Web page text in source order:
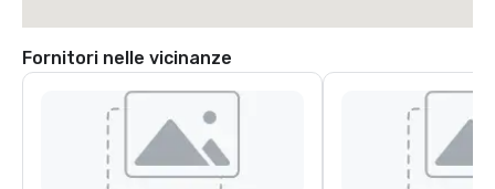
Fornitori nelle vicinanze